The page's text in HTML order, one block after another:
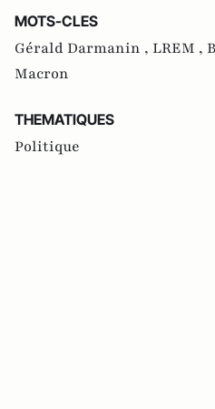
MOTS-CLES
Gérald Darmanin , LREM ,
Macron
THEMATIQUES
Politique